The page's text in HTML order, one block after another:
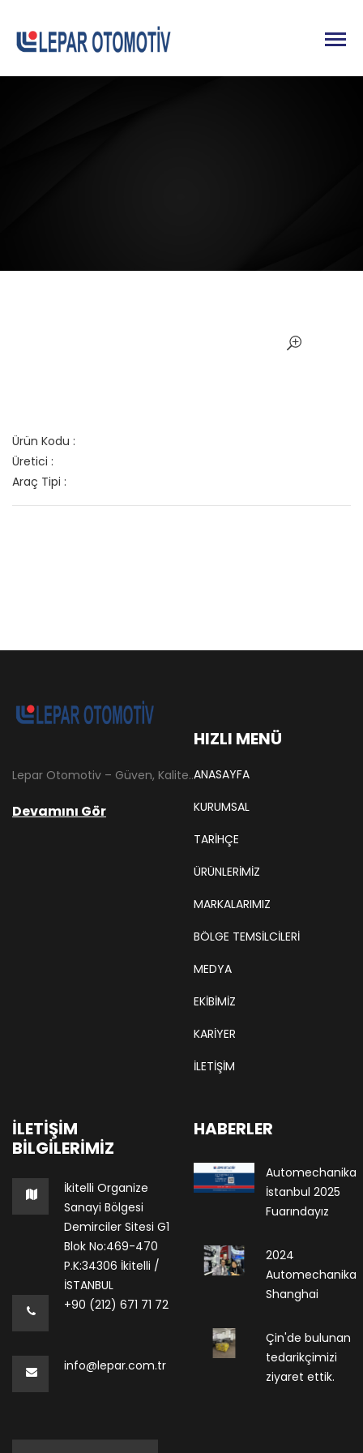
Ürün Kodu :
Üretici :
Araç Tipi :
Lepar Otomotiv – Güven, Kalite ve İstikrarın Adresi Lepar Otomotiv, Türkiye’nin otomotiv yedek parça sektöründe köklü bir geçmişe sahip, yenilikçi ve öncü firmalarından biridir. 1966 yılında Hüsnü Leblebici tarafından Tokat’ta mütevazı bir girişim olarak kurulan firmamız, ilk etapta Ford kamyonları, Ford Otosan minibüsleri ve Anadol marka araçların ünite ve yedek parçalarının satışını gerçekleştirerek sektöre adım atmıştır.
Devamını Gör
HIZLI MENÜ
ANASAYFA
KURUMSAL
TARIHÇE
ÜRÜNLERİMİZ
MARKALARIMIZ
BÖLGE TEMSILCILERI
MEDYA
EKIBIMIZ
KARIYER
İLETİŞİM
İLETIŞIM
BILGILERIMIZ
İkitelli Organize
Sanayi Bölgesi
Demirciler Sitesi G1
Blok No:469-470
P.K:34306 İkitelli /
İSTANBUL
+90 (212) 671 71 72
info@lepar.com.tr
HABERLER
Automechanika
İstanbul 2025
Fuarındayız
2024
Automechanika
Shanghai
Çin'de bulunan
tedarikçimizi
ziyaret ettik.